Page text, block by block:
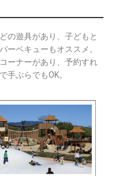
の遊具があり、子どもと
ーベキューもオススメ。
ーナーがあり、予約すれ
手ぶらでもOK。